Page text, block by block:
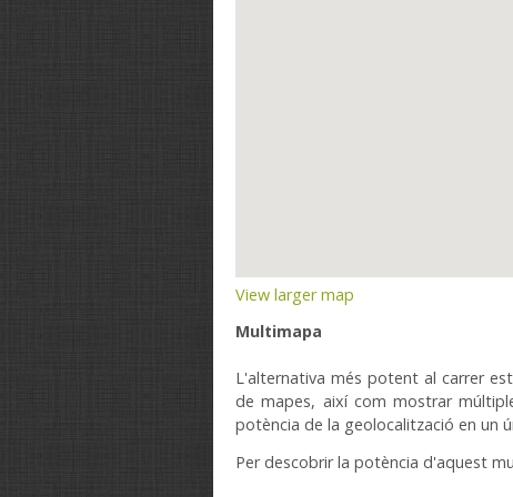
View larger map
Multimapa
L'alternativa més potent al carrer
de mapes, així com mostrar
potència de la geolocalització en un
Per descobrir la potència d'aquest